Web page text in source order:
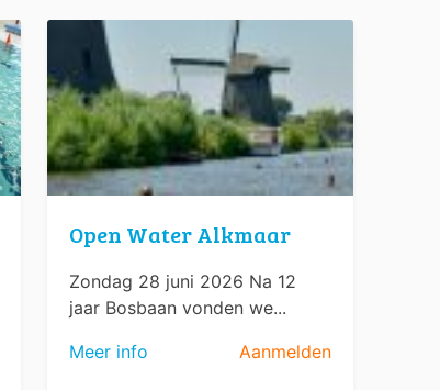
Open Water Alkmaar
Zondag 28 juni 2026 Na 12
jaar Bosbaan vonden we...
Meer info
Aanmelden